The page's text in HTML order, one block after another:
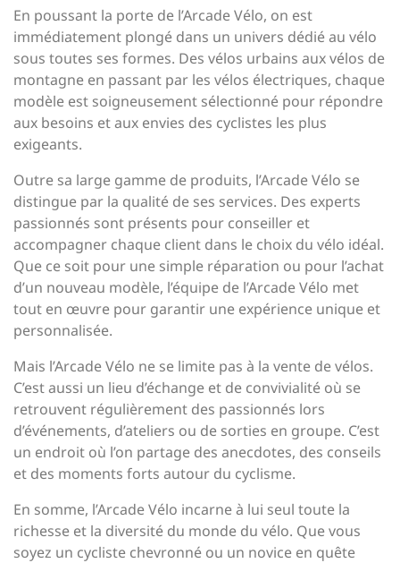
En poussant la porte de l’Arcade Vélo, on est
immédiatement plongé dans un univers dédié au vélo
sous toutes ses formes. Des vélos urbains aux vélos de
montagne en passant par les vélos électriques, chaque
modèle est soigneusement sélectionné pour répondre
aux besoins et aux envies des cyclistes les plus
exigeants.
Outre sa large gamme de produits, l’Arcade Vélo se
distingue par la qualité de ses services. Des experts
passionnés sont présents pour conseiller et
accompagner chaque client dans le choix du vélo idéal.
Que ce soit pour une simple réparation ou pour l’achat
d’un nouveau modèle, l’équipe de l’Arcade Vélo met
tout en œuvre pour garantir une expérience unique et
personnalisée.
Mais l’Arcade Vélo ne se limite pas à la vente de vélos.
C’est aussi un lieu d’échange et de convivialité où se
retrouvent régulièrement des passionnés lors
d’événements, d’ateliers ou de sorties en groupe. C’est
un endroit où l’on partage des anecdotes, des conseils
et des moments forts autour du cyclisme.
En somme, l’Arcade Vélo incarne à lui seul toute la
richesse et la diversité du monde du vélo. Que vous
soyez un cycliste chevronné ou un novice en quête